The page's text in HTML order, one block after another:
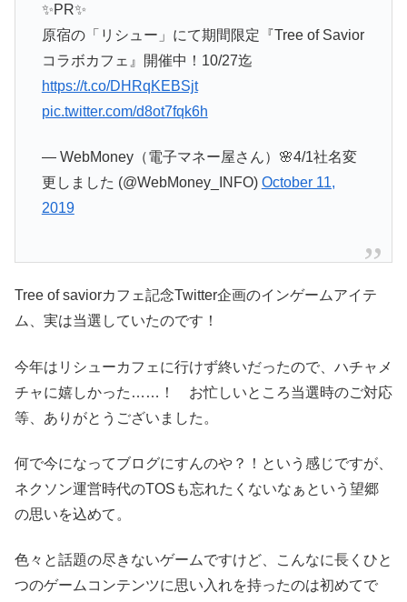
✨PR✨
原宿の「リシュー」にて期間限定『Tree of Savior
コラボカフェ』開催中！10/27迄
https://t.co/DHRqKEBSjt
pic.twitter.com/d8ot7fqk6h
— WebMoney（電子マネー屋さん）🌸4/1社名変
更しました (@WebMoney_INFO) October 11,
2019
Tree of saviorカフェ記念Twitter企画のインゲームアイテ
ム、実は当選していたのです！
今年はリシューカフェに行けず終いだったので、ハチャメ
チャに嬉しかった……！ お忙しいところ当選時のご対応
等、ありがとうございました。
何で今になってブログにすんのや？！という感じですが、
ネクソン運営時代のTOSも忘れたくないなぁという望郷
の思いを込めて。
色々と話題の尽きないゲームですけど、こんなに長くひと
つのゲームコンテンツに思い入れを持ったのは初めてで